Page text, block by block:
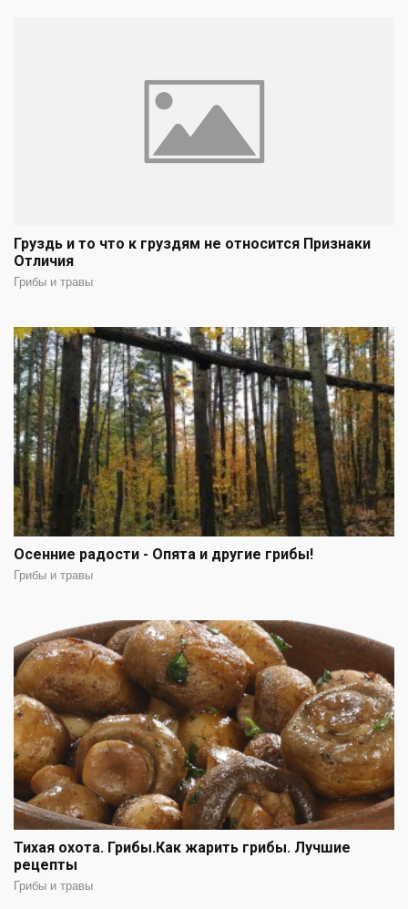
Груздь и то что к груздям не относится Признаки
Отличия
Грибы и травы
Осенние радости - Опята и другие грибы!
Грибы и травы
Тихая охота. Грибы.Как жарить грибы. Лучшие
рецепты
Грибы и травы